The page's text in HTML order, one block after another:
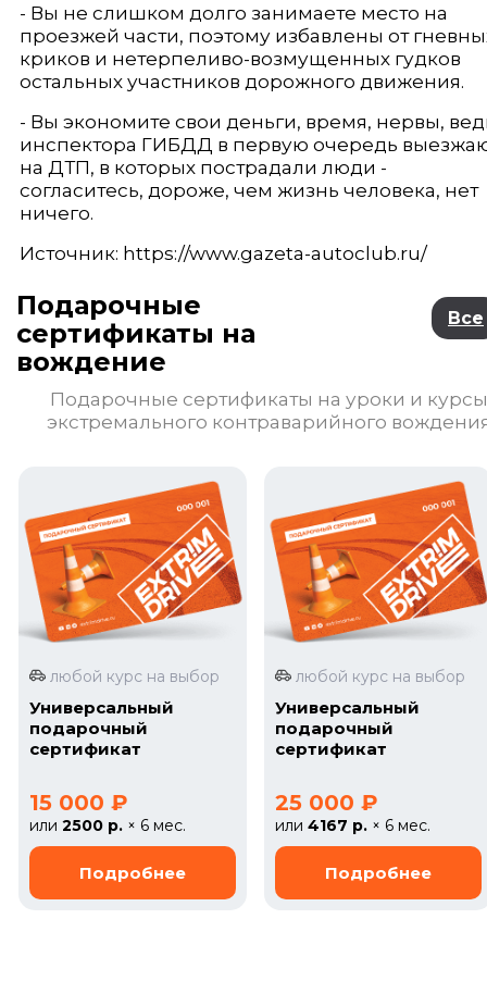
- Вы не слишком долго занимаете место на
проезжей части, поэтому избавлены от
криков и нетерпеливо-возмущенных гудков
остальных участников дорожного движения.
- Вы экономите свои деньги, время, нервы,
инспектора ГИБДД в первую очередь
на ДТП, в которых пострадали люди -
согласитесь, дороже, чем жизнь человека, нет
ничего.
Источник: https://www.gazeta-autoclub.ru/
Подарочные
сертификаты на
вождение
Все
Подарочные сертификаты на уроки и курсы
экстремального контраварийного
любой курс на выбор
Универсальный
подарочный
сертификат
15 000 ₽
или2500 р. × 6 мес.
любой курс на выбор
Универсальный
подарочный
сертификат
25 000 ₽
или4167 р. × 6 мес.